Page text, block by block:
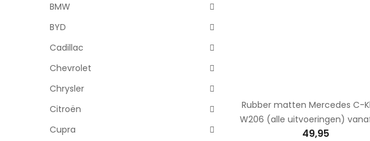
BMW
BYD
Cadillac
Chevrolet
Chrysler
Citroën
Cupra
Rubber matten Mercedes C-
W206 (alle uitvoeringen)
49,95